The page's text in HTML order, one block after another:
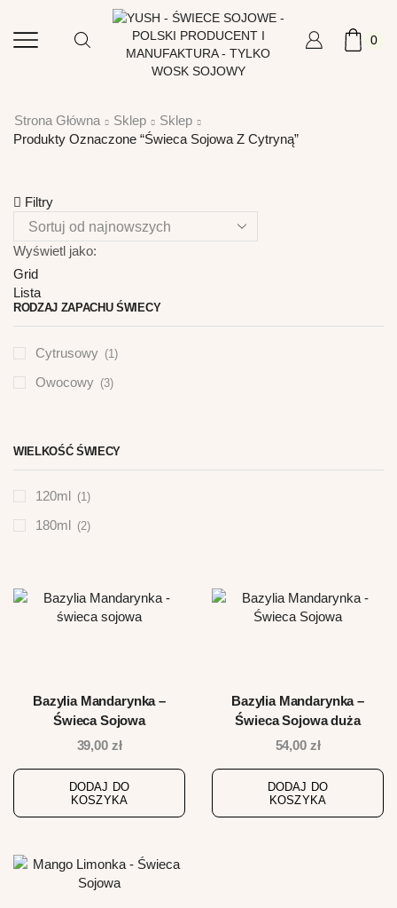
0
Strona Główna Sklep
Sklep
Produkty Oznaczone “świeca Sojowa Z Cytryną”
Filtry
Wyświetl jako:
Grid
Lista
RODZAJ ZAPACHU ŚWIECY
Cytrusowy (1)
Owocowy (3)
WIELKOŚĆ ŚWIECY
120ml (1)
180ml (2)
Bazylia Mandarynka –
Świeca Sojowa
39,00 zł
DODAJ DO
KOSZYKA
Bazylia Mandarynka –
Świeca Sojowa duża
54,00 zł
DODAJ DO
KOSZYKA